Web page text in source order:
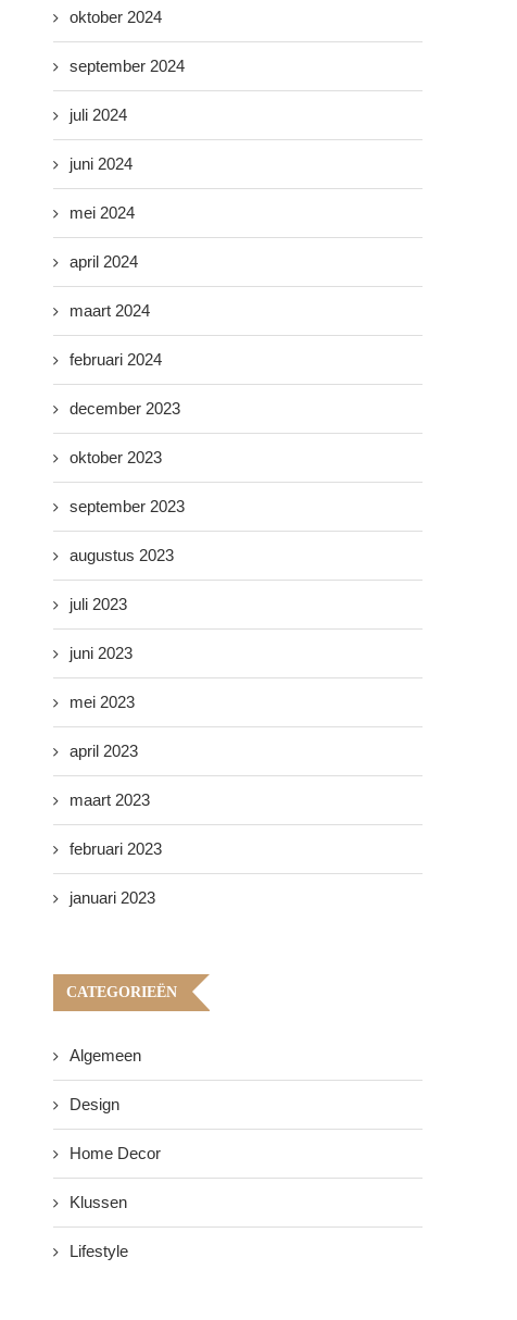
oktober 2024
september 2024
juli 2024
juni 2024
mei 2024
april 2024
maart 2024
februari 2024
december 2023
oktober 2023
september 2023
augustus 2023
juli 2023
juni 2023
mei 2023
april 2023
maart 2023
februari 2023
januari 2023
CATEGORIEËN
Algemeen
Design
Home Decor
Klussen
Lifestyle